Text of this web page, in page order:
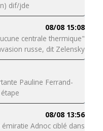
dif/jde
08/08 15:08
centrale thermique"
russe, dit Zelensky
Pauline Ferrand-
08/08 13:56
Adnoc ciblé dans